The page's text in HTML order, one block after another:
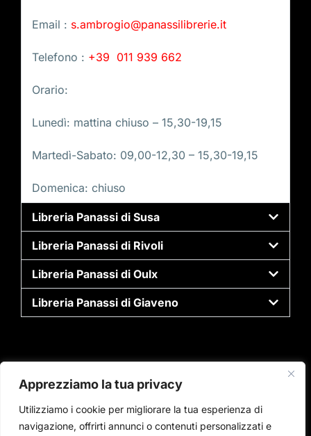
Apprezziamo la tua privacy
Utilizziamo i cookie per migliorare la tua esperienza di
navigazione, offrirti annunci o contenuti personalizzati e
Email : s.ambrogio@panassilibrerie.it
Telefono : +39 011 939 662
Orario:
Lunedì: mattina chiuso – 15,30-19,15
Martedì-Sabato: 09,00-12,30 – 15,30-19,15
Domenica: chiuso
Libreria Panassi di Susa
Libreria Panassi di Rivoli
Libreria Panassi di Oulx
Libreria Panassi di Giaveno
Copyright © 2024 Panassi librerie P.Iva:11819490019. All